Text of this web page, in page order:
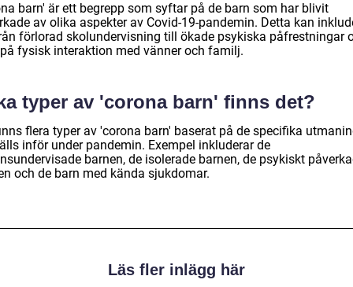
barn' är ett begrepp som syftar på de barn som har blivit
av olika aspekter av Covid-19-pandemin. Detta kan
förlorad skolundervisning till ökade psykiska påfrestningar
fysisk interaktion med vänner och familj.
typer av 'corona barn' finns det?
flera typer av 'corona barn' baserat på de specifika
inför under pandemin. Exempel inkluderar de
barnen, de isolerade barnen, de psykiskt
och de barn med kända sjukdomar.
Läs fler inlägg här